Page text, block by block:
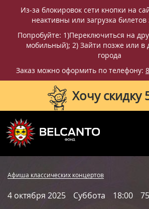
Из-за блокировок сети кнопки на
неактивны или загрузка
Попробуйте: 1)Переключиться на
мобильный); 2) Зайти позже или в
города
Заказ можно оформить по телефону:
Хочу скидку
с 10:00 до 20:00
Вопросы и ответы Схема
Афиша классических концертов
4 октября 2025 Суббота 18:00